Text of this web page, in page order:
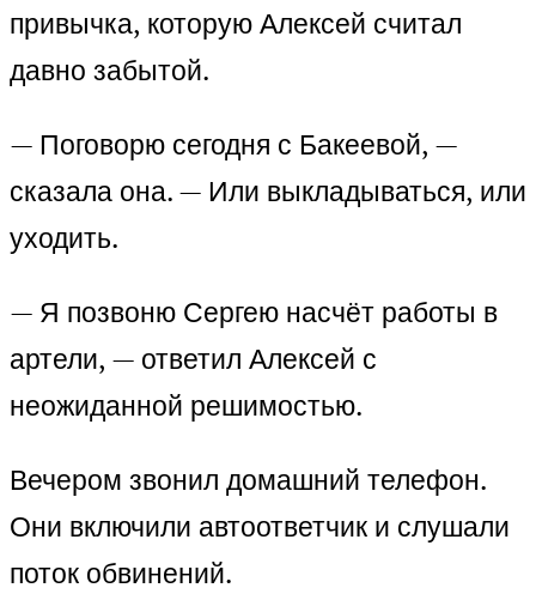
привычка, которую Алексей считал
давно забытой.
— Поговорю сегодня с Бакеевой, —
сказала она. — Или выкладываться, или
уходить.
— Я позвоню Сергею насчёт работы в
артели, — ответил Алексей с
неожиданной решимостью.
Вечером звонил домашний телефон.
Они включили автоответчик и слушали
поток обвинений.